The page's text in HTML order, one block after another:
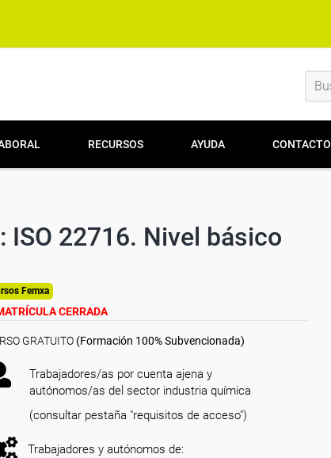
RECURSOS AYUDA CONTACTO
22716. Nivel básico
Femxa
CERRADA
GRATUITO (Formación 100% Subvencionada)
Trabajadores/as por cuenta ajena y
autónomos/as del sector industria química
(consultar pestaña "requisitos de acceso")
Trabajadores y autónomos de: